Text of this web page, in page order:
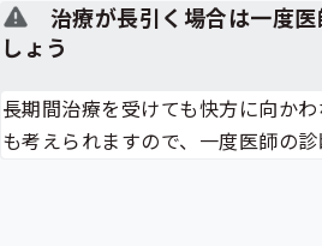
治療が長引く場合は一度
しょう
長期間治療を受けても快方に向か
も考えられますので、一度医師の診